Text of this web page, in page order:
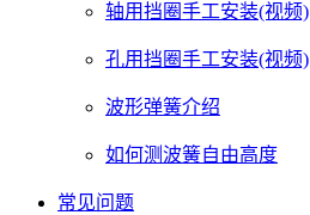
轴用挡圈手工安装(视频)
孔用挡圈手工安装(视频)
波形弹簧介绍
如何测波簧自由高度
常见问题